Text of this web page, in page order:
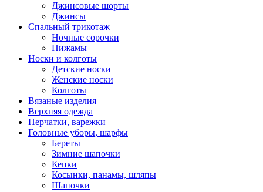
Джинсовые шорты
Джинсы
Спальный трикотаж
Ночные сорочки
Пижамы
Носки и колготы
Детские носки
Женские носки
Колготы
Вязаные изделия
Верхняя одежда
Перчатки, варежки
Головные уборы, шарфы
Береты
Зимние шапочки
Кепки
Косынки, панамы, шляпы
Шапочки